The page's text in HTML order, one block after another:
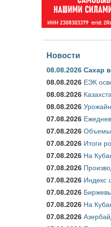
Новости
08.08.2026 Сахар
08.08.2026 ЕЭК
08.08.2026
08.08.2026
07.08.2026
07.08.2026 Объемы
07.08.2026 Итоги
07.08.2026 На
07.08.2026
07.08.2026 Индекс
07.08.2026
07.08.2026 На
07.08.2026